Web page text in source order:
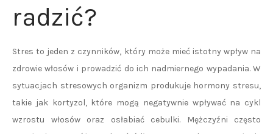
radzić?
Stres to jeden z czynników, który może mieć istotny wpływ na
zdrowie włosów i prowadzić do ich nadmiernego wypadania. W
sytuacjach stresowych organizm produkuje hormony stresu,
takie jak kortyzol, które mogą negatywnie wpływać na cykl
wzrostu włosów oraz osłabiać cebulki. Mężczyźni często